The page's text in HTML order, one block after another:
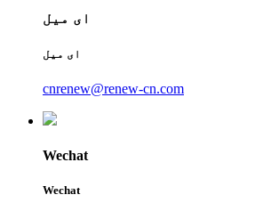
ای میل
ای میل
cnrenew@renew-cn.com
Wechat
Wechat